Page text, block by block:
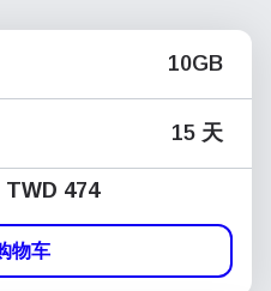
10GB
15 天
TWD 474
物车